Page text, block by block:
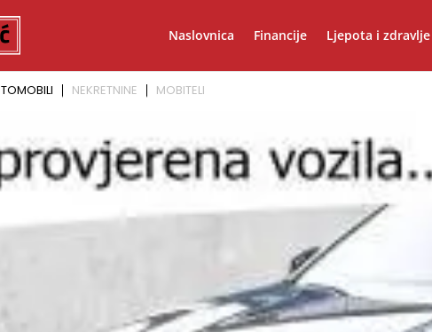
Naslovnica Financije Ljepota i zdravlje